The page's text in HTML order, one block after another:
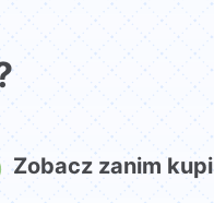
Zobacz zanim